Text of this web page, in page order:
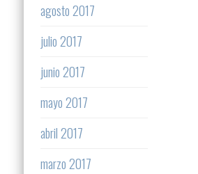
agosto 2017
julio 2017
junio 2017
mayo 2017
abril 2017
marzo 2017